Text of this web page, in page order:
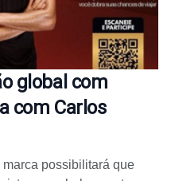
global com
com Carlos
possibilitará que